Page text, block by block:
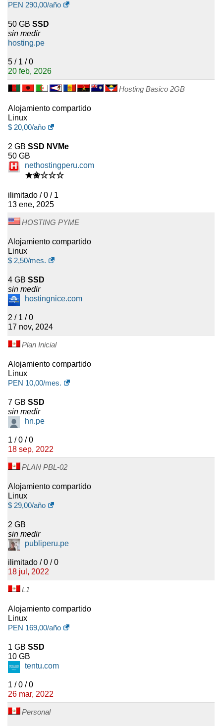
acceso a consola, reinstalación
del sistema operativo, modo de
incluye análisis diario,
razonable. El consumo se
PEN 290,00/año
50 GB SSD
sin medir
hosting.pe
5 / 1 / 0
20 feb, 2026
Hosting Basico 2GB
Alojamiento compartido
Linux
$ 20,00/año
2 GB SSD NVMe
50 GB
nethostingperu.com
★✬☆☆☆
ilimitado / 0 / 1
13 ene, 2025
HOSTING PYME
Alojamiento compartido
Linux
$ 2,50/mes.
4 GB SSD
sin medir
hostingnice.com
2 / 1 / 0
17 nov, 2024
Plan Inicial
Alojamiento compartido
Linux
PEN 10,00/mes.
7 GB SSD
sin medir
hn.pe
1 / 0 / 0
18 sep, 2022
PLAN PBL-02
Alojamiento compartido
Linux
$ 29,00/año
2 GB
sin medir
publiperu.pe
ilimitado / 0 / 0
18 jul, 2022
L1
Alojamiento compartido
Linux
PEN 169,00/año
1 GB SSD
10 GB
tentu.com
1 / 0 / 0
26 mar, 2022
Personal